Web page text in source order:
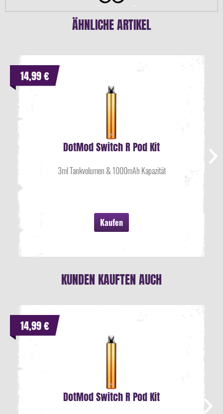
ÄHNLICHE ARTIKEL
DotMod Switch R Pod Kit
3ml Tankvolumen & 1000mAh Kapazität
Kaufen
14,99 €
KUNDEN KAUFTEN AUCH
DotMod Switch R Pod Kit
14,99 €